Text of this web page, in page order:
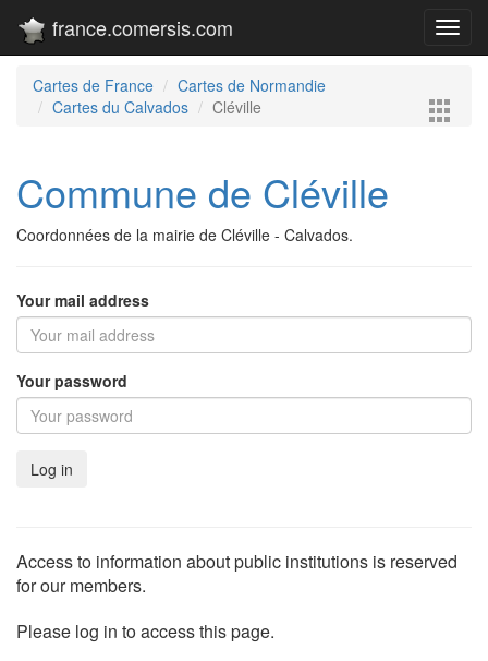
france.comersis.com
Cartes de France
Cartes de Normandie
Cartes du Calvados
Cléville
Commune de Cléville
Coordonnées de la mairie de Cléville - Calvados.
Your mail address
Your password
Access to information about public institutions is reserved
for our members.
Please log in to access this page.